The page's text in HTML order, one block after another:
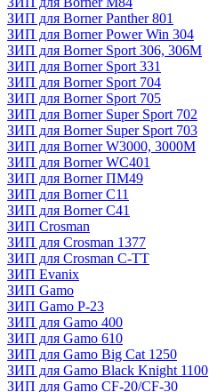
ЗИП для Borner Panther 801
ЗИП для Borner Power Win 304
ЗИП для Borner Sport 306, 306M
ЗИП для Borner Sport 331
ЗИП для Borner Sport 704
ЗИП для Borner Sport 705
ЗИП для Borner Super Sport 702
ЗИП для Borner Super Sport 703
ЗИП для Borner W3000, 3000М
ЗИП для Borner WC401
ЗИП для Borner ПМ49
ЗИП для Borner С11
ЗИП для Borner С41
ЗИП Crosman
ЗИП для Crosman 1377
ЗИП для Crosman C-TT
ЗИП Evanix
ЗИП Gamo
ЗИП Gamo P-23
ЗИП для Gamo 400
ЗИП для Gamo 610
ЗИП для Gamo Big Cat 1250
ЗИП для Gamo Black Knight 1100
ЗИП для Gamo CF-20/CF-30